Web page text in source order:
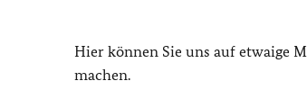
Hier können Sie uns auf etwaige
machen.